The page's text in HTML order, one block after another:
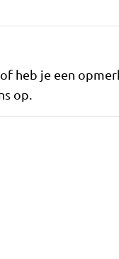
heb je een
op.